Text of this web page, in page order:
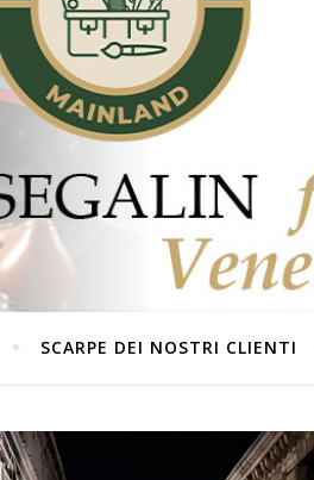
SCARPE DEI NOSTRI CLIENTI